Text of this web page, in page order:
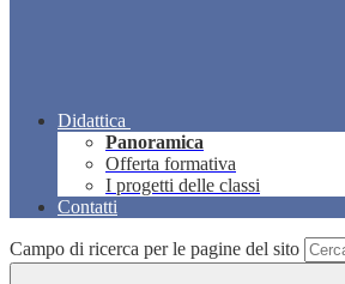
Didattica
Panoramica
Offerta formativa
I progetti delle classi
Contatti
Campo di ricerca per le pagine del sito